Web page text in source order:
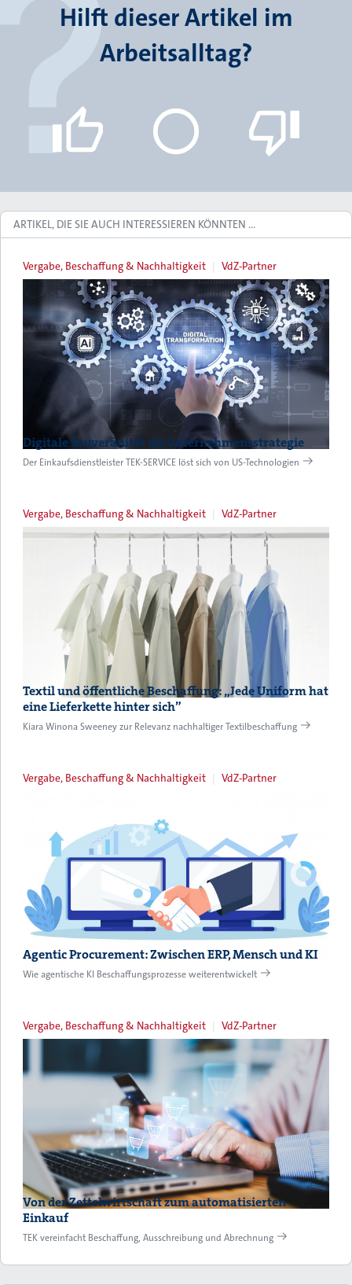
Hilft dieser Artikel im
Arbeitsalltag?
ARTIKEL, DIE SIE AUCH INTERESSIEREN KÖNNTEN …
Vergabe, Beschaffung & Nachhaltigkeit VdZ-Partner
Digitale Souveränität als Unternehmensstrategie
Der Einkaufsdienstleister TEK-SERVICE löst sich von US-Technologien
Vergabe, Beschaffung & Nachhaltigkeit VdZ-Partner
Textil und öffentliche Beschaffung: „Jede Uniform hat
eine Lieferkette hinter sich”
Kiara Winona Sweeney zur Relevanz nachhaltiger Textilbeschaffung
Vergabe, Beschaffung & Nachhaltigkeit VdZ-Partner
Agentic Procurement: Zwischen ERP, Mensch und KI
Wie agentische KI Beschaffungsprozesse weiterentwickelt
Vergabe, Beschaffung & Nachhaltigkeit VdZ-Partner
Von der Zettelwirtschaft zum automatisierten
Einkauf
TEK vereinfacht Beschaffung, Ausschreibung und Abrechnung